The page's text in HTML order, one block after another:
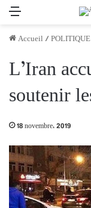
Accueil /POLITIQUE
L’Iran
soutenir
18 novembre، 2019